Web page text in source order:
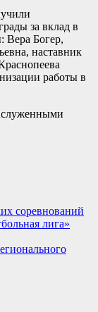
за вклад в
Вера Богер,
наставник
работы в
соревнований
лига»